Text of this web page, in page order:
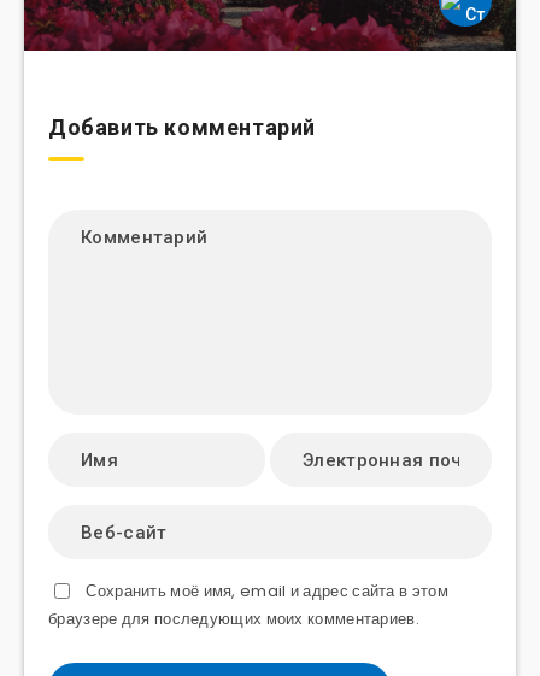
Добавить комментарий
Сохранить моё имя, email и адрес сайта в этом
браузере для последующих моих комментариев.